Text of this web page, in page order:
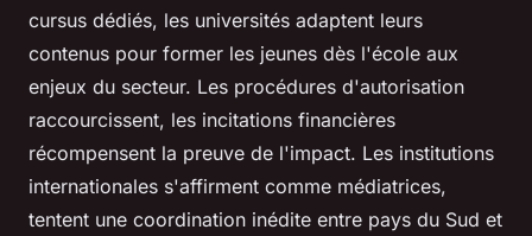
cursus dédiés, les universités adaptent leurs
contenus pour former les jeunes dès l'école aux
enjeux du secteur. Les procédures d'autorisation
raccourcissent, les incitations financières
récompensent la preuve de l'impact. Les institutions
internationales s'affirment comme médiatrices,
tentent une coordination inédite entre pays du Sud et